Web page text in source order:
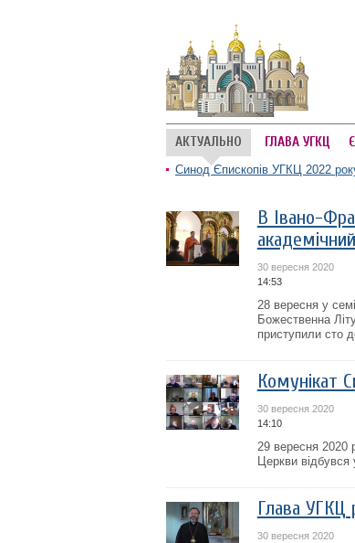
АКТУАЛЬНО ГЛАВА УГКЦ
Синод Єпископів УГКЦ 2022
В Івано-
30 вересня 2020
14:53
28 вересня у
Божественна
приступили сто
Комунікат
30 вересня 2020
14:10
29 вересня 2020
Церкви
Глава УГКЦ
30 вересня 2020